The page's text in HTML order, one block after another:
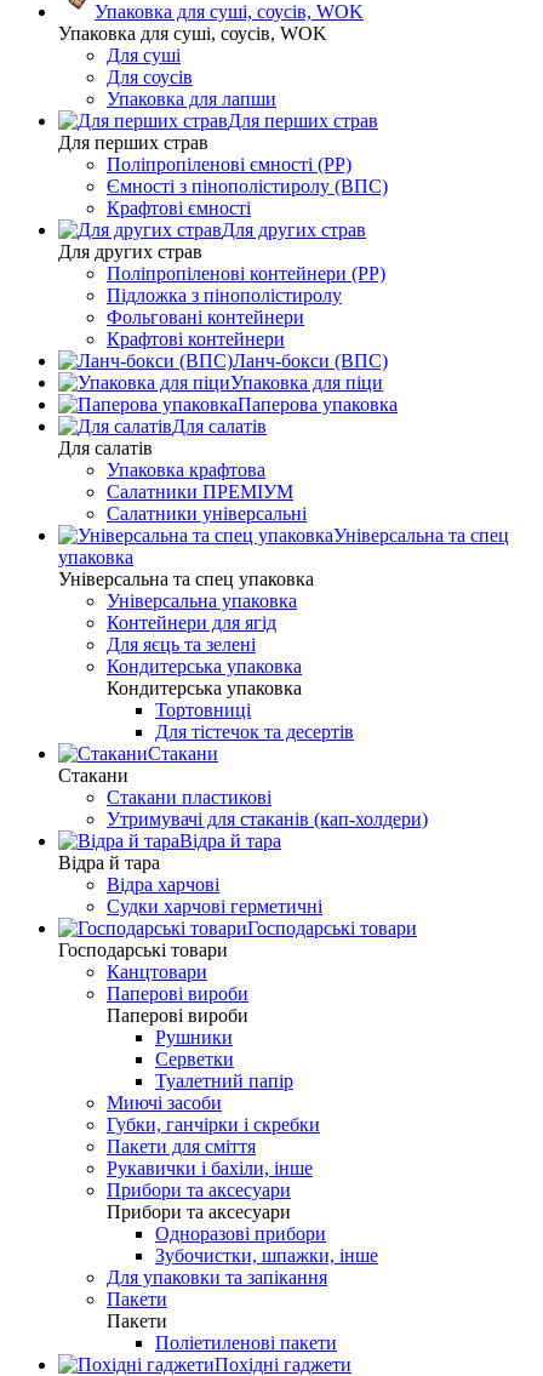
Упаковка для суші, соусів, WOK
Упаковка для суші, соусів, WOK
Для суші
Для соусів
Упаковка для лапши
Для перших страв
Для перших страв
Поліпропіленові ємності (PP)
Ємності з пінополістиролу (ВПС)
Крафтові ємності
Для других страв
Для других страв
Поліпропіленові контейнери (PP)
Підложка з пінополістиролу
Фольговані контейнери
Крафтові контейнери
Ланч-бокси (ВПС)
Упаковка для піци
Паперова упаковка
Для салатів
Для салатів
Упаковка крафтова
Салатники ПРЕМІУМ
Салатники універсальні
Універсальна та спец
упаковка
Універсальна та спец упаковка
Універсальна упаковка
Контейнери для ягід
Для яєць та зелені
Кондитерська упаковка
Кондитерська упаковка
Тортовниці
Для тістечок та десертів
Стакани
Стакани
Стакани пластикові
Утримувачі для стаканів (кап-холдери)
Відра й тара
Відра й тара
Відра харчові
Судки харчові герметичні
Господарські товари
Господарські товари
Канцтовари
Паперові вироби
Паперові вироби
Рушники
Серветки
Туалетний папір
Миючі засоби
Губки, ганчірки і скребки
Пакети для сміття
Рукавички і бахіли, інше
Прибори та аксесуари
Прибори та аксесуари
Одноразові прибори
Зубочистки, шпажки, інше
Для упаковки та запікання
Пакети
Пакети
Поліетиленові пакети
Похідні гаджети